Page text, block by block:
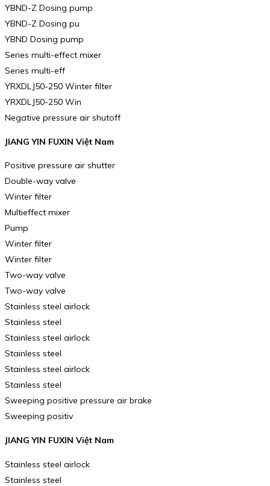
YBND-Z Dosing pump
YBND-Z Dosing pu
YBND Dosing pump
Series multi-effect mixer
Series multi-eff
YRXDLJ50-250 Winter filter
YRXDLJ50-250 Win
Negative pressure air shutoff
JIANG YIN FUXIN Việt Nam
Positive pressure air shutter
Double-way valve
Winter filter
Multieffect mixer
Pump
Winter filter
Winter filter
Two-way valve
Two-way valve
Stainless steel airlock
Stainless steel
Stainless steel airlock
Stainless steel
Stainless steel airlock
Stainless steel
Sweeping positive pressure air brake
Sweeping positiv
JIANG YIN FUXIN Việt Nam
Stainless steel airlock
Stainless steel